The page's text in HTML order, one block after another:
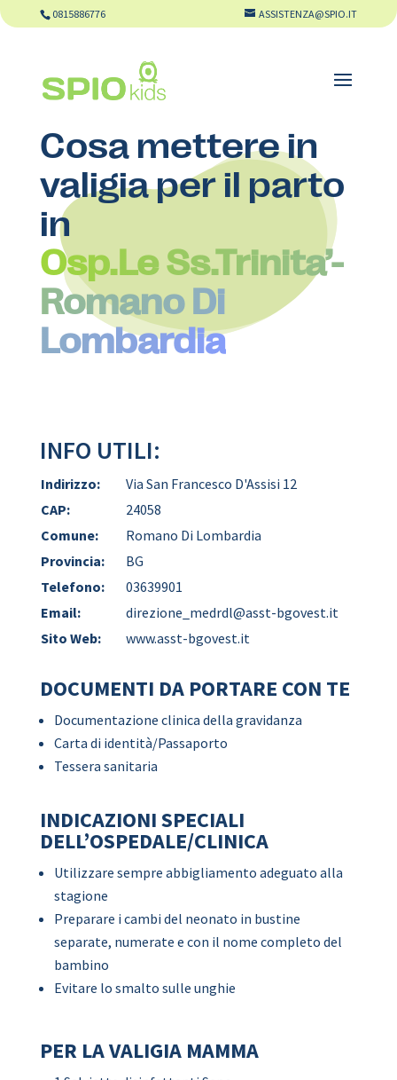
0815886776 ASSISTENZA@SPIO.IT
Cosa mettere in
valigia per il parto
in
Osp.Le Ss.Trinita’-
Romano Di
Lombardia
INFO UTILI:
Indirizzo:
Via San Francesco D'Assisi 12
CAP:
24058
Comune:
Romano Di Lombardia
Provincia:
BG
Telefono:
03639901
Email:
direzione_medrdl@asst-bgovest.it
Sito Web:
www.asst-bgovest.it
DOCUMENTI DA PORTARE CON TE
Documentazione clinica della gravidanza
Carta di identità/Passaporto
Tessera sanitaria
INDICAZIONI SPECIALI
DELL’OSPEDALE/CLINICA
Utilizzare sempre abbigliamento adeguato alla
stagione
Preparare i cambi del neonato in bustine
separate, numerate e con il nome completo del
bambino
Evitare lo smalto sulle unghie
PER LA VALIGIA MAMMA